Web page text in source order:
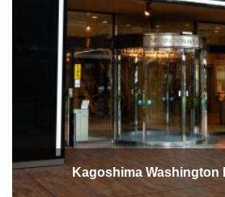
Kagoshima Washington